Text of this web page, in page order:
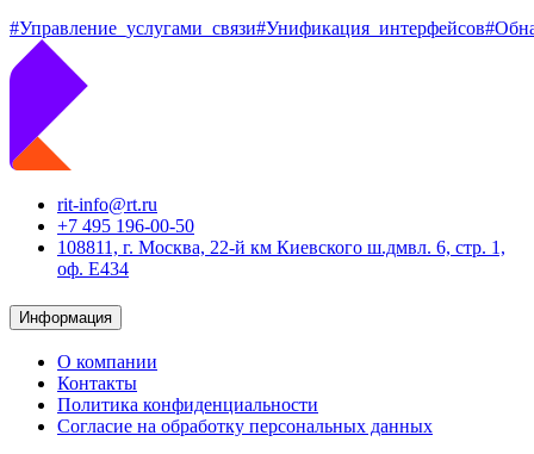
#Управление_услугами_связи#Унификация_интерфейсов
rit-info@rt.ru
+7 495 196-00-50
108811, г. Москва, 22-й км Киевского ш.дмвл. 6, стр. 1,
оф. Е434
Информация
О компании
Контакты
Политика конфиденциальности
Согласие на обработку персональных данных